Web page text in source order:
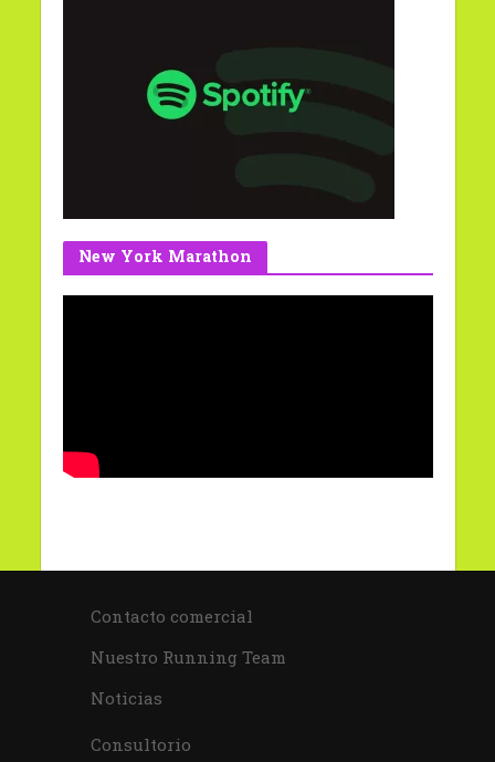
New York Marathon
Contacto comercial
Nuestro Running Team
Noticias
Consultorio